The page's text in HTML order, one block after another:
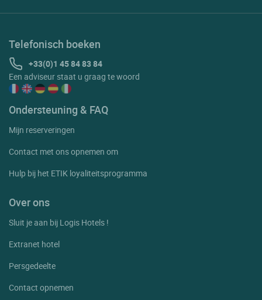
Telefonisch boeken
+33(0)1 45 84 83 84
Een adviseur staat u graag te woord
Ondersteuning & FAQ
Mijn reserveringen
Contact met ons opnemen om
Hulp bij het ETIK loyaliteitsprogramma
Over ons
Sluit je aan bij Logis Hotels !
Extranet hotel
Persgedeelte
Contact opnemen